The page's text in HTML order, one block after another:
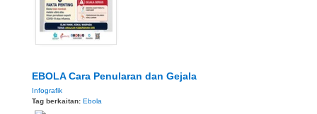
EBOLA Cara Penularan dan Gejala
Infografik
Tag berkaitan: Ebola